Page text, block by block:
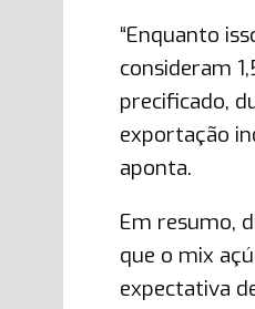
“Enquanto
consideram
precificado,
exportação
aponta.
Em resumo,
que o mix
expectativa